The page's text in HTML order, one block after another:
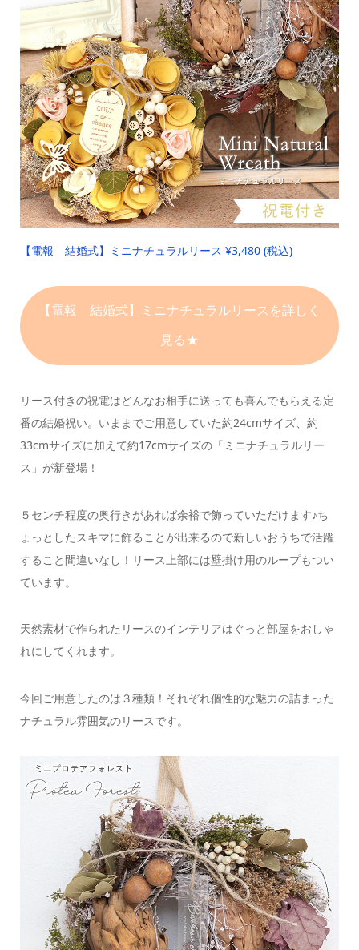
【電報 結婚式】ミニナチュラルリース ¥3,480 (税込)
【電報 結婚式】
ミニナチュラルリースを詳しく
見る★
リース付きの祝電はどんなお相手に送っても喜んでもらえる定
番の結婚祝い。 いままでご用意していた約24cmサイズ、約
33cmサイズに加えて約17cmサイズの「ミニナチュラルリー
ス」が新登場！
５センチ程度の奥行きがあれば余裕で飾っていただけます♪ち
ょっとしたスキマに飾ることが出来るので新しいおうちで活躍
すること間違いなし！ リース上部には壁掛け用のループもつい
ています。
天然素材で作られたリースのインテリアは ぐっと部屋をおしゃ
れにしてくれます。
今回ご用意したのは３種類！ それぞれ個性的な魅力の詰まった
ナチュラル雰囲気のリースです。